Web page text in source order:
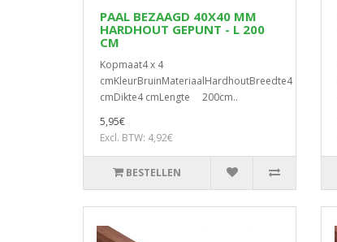
PAAL BEZAAGD 40X40 MM
HARDHOUT GEPUNT - L 200
CM
Kopmaat4 x 4
cmKleurBruinMateriaalHardhoutBreedte4
cmDikte4 cmLengte 200cm..
5,95€
Excl. BTW: 4,92€
BESTELLEN